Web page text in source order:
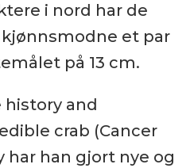
i nord har de
et par
på 13 cm.
history and
crab (Cancer
har han gjort nye og